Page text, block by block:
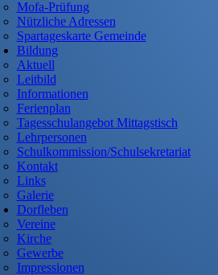
Mofa-Prüfung
Nützliche Adressen
Spartageskarte Gemeinde
Bildung
Aktuell
Leitbild
Informationen
Ferienplan
Tagesschulangebot Mittagstisch
Lehrpersonen
Schulkommission/Schulsekretariat
Kontakt
Links
Galerie
Dorfleben
Vereine
Kirche
Gewerbe
Impressionen